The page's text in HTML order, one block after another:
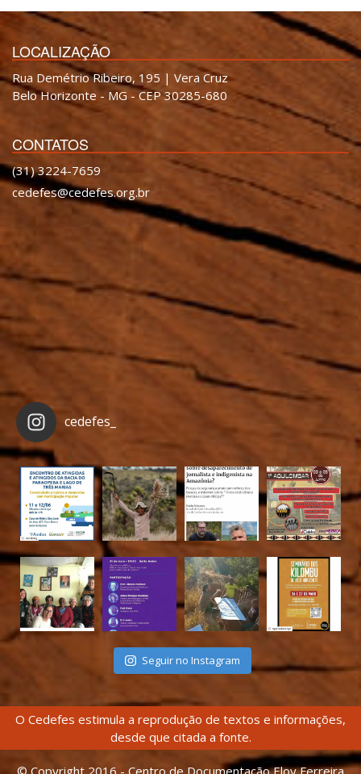
LOCALIZAÇÃO
Rua Demétrio Ribeiro, 195 | Vera Cruz
Belo Horizonte - MG - CEP 30285-680
CONTATOS
(31) 3224-7659
cedefes@cedefes.org.br
cedefes_
Seguir no Instagram
O Cedefes estimula a reprodução de textos e informações,
desde que citada a fonte.
© Copyright 2016 - Centro de Documentação Eloy Ferreira